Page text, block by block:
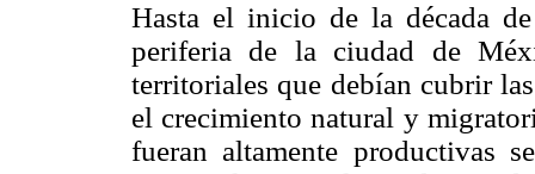
Hasta el inicio de la década
periferia de la ciudad de
territoriales que debían cubrir
el crecimiento natural y
fueran altamente productivas